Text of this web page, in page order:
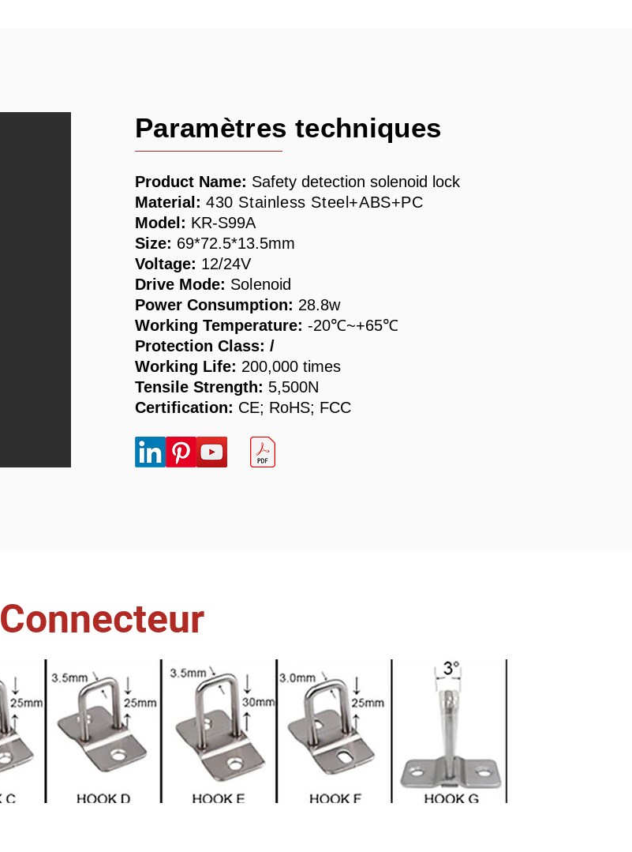
Paramètres techniques
Product Name: Safety detection solenoid lock
Material: 430 Stainless Steel+ABS+PC
Model: KR-S99A
Size: 69*72.5*13.5mm
Voltage: 12/24V
Drive Mode: Solenoid
Power Consumption: 28.8w
Working Temperature: -20℃~+65℃
Protection Class: /
Working Life: 200,000 times
​Tensile Strength: 5,500N
Certification: CE; RoHS; FCC
Connecteur